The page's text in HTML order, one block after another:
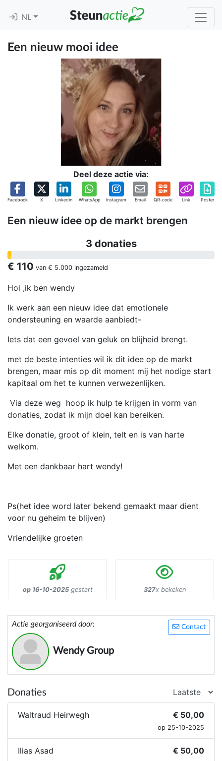
NL
Een nieuw mooi idee
Deel deze actie via:
Facebook X Linkedin WhatsApp Instagram Email QR-code Link Poster
Een nieuw idee op de markt brengen
3 donaties
€ 110 van € 5.000 ingezameld
Hoi ,ik ben wendy
Ik werk aan een nieuw idee dat emotionele
ondersteuning en waarde aanbiedt-
Iets dat een gevoel van geluk en blijheid brengt.
met de beste intenties wil ik dit idee op de markt
brengen, maar mis op dit moment mij het nodige start
kapitaal om het te kunnen verwezenlijken.
Via deze weg hoop ik hulp te krijgen in vorm van
donaties, zodat ik mijn doel kan bereiken.
Elke donatie, groot of klein, telt en is van harte
welkom.
Met een dankbaar hart wendy!
Ps(het idee word later bekend gemaakt maar dient
voor nu geheim te blijven)
Vriendelijke groeten
op 16-10-2025gestart 327x bekeken
Contact
Actie georganiseerd door:
Wendy Group
Donaties
Waltraud Heirwegh € 50,00
op 25-10-2025
Ilias Asad € 50,00